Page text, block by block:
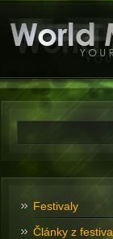
Festivaly
Články z